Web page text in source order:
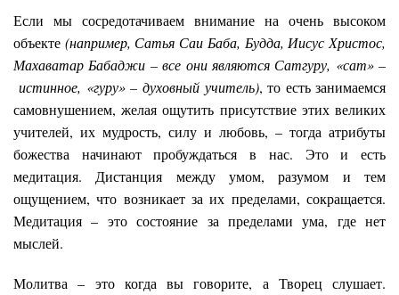
Если мы сосредотачиваем внимание на очень высоком
объекте (например, Сатья Саи Баба, Будда, Иисус Христос,
Махаватар Бабаджи – все они являются Сатгуру, «сат» –
истинное, «гуру» – духовный учитель), то есть занимаемся
самовнушением, желая ощутить присутствие этих великих
учителей, их мудрость, силу и любовь, – тогда атрибуты
божества начинают пробуждаться в нас. Это и есть
медитация. Дистанция между умом, разумом и тем
ощущением, что возникает за их пределами, сокращается.
Медитация – это состояние за пределами ума, где нет
мыслей.
Молитва – это когда вы говорите, а Творец слушает.